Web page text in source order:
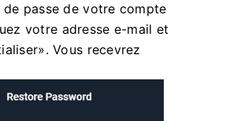
passe de votre compte
votre adresse e-mail et
Vous recevrez